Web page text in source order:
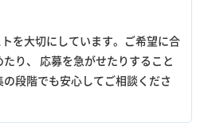
を大切にしています。ご希望に合
り、 応募を急がせたりすること
段階でも安心してご相談くださ